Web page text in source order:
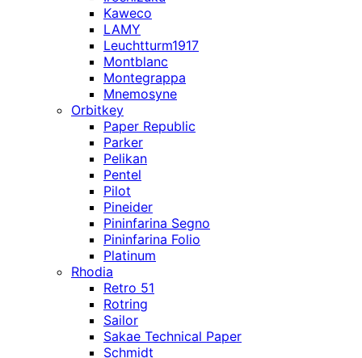
Kaweco
LAMY
Leuchtturm1917
Montblanc
Montegrappa
Mnemosyne
Orbitkey
Paper Republic
Parker
Pelikan
Pentel
Pilot
Pineider
Pininfarina Segno
Pininfarina Folio
Platinum
Rhodia
Retro 51
Rotring
Sailor
Sakae Technical Paper
Schmidt